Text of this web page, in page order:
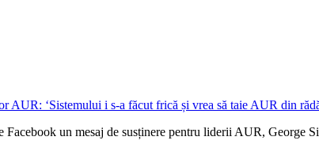
un mesaj de susținere pentru liderii AUR, George